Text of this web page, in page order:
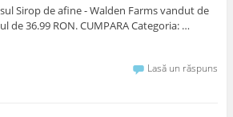
Sirop de afine - Walden Farms vandut de
de 36.99 RON. CUMPARA Categoria: …
Lasă un răspuns